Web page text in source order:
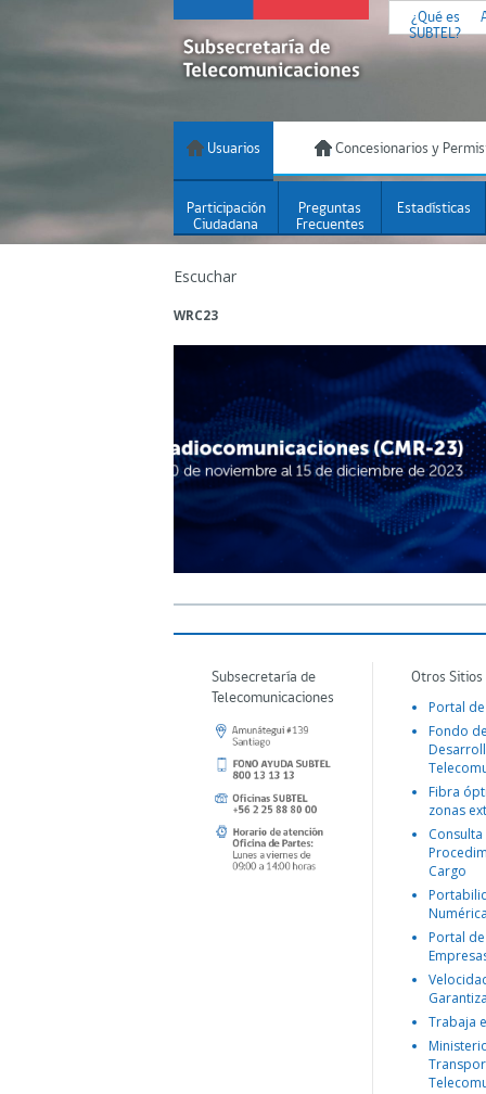
¿Qué es
SUBTEL?
Usuarios Concesionarios y
Participación
Ciudadana
Preguntas
Frecuentes
Estadísticas
Escuchar
WRC23
Subsecretaría de
Telecomunicaciones
Otros
Portal
Fondo
Fibra
zonas
Consulta
Cargo
Portal
Trabaja